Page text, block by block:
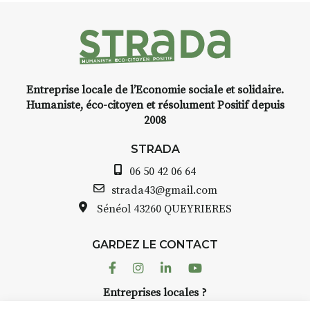
d’Auzon, cette expo-
installation temporaire vous
livre une raison de plus d’aller
faire un tour dans la cité
médiévale du Brivadois cet été.
INTERVIEW
STRADA Bernard Turle, vous
Auzon…
Bernard TURLE Le Fumoir n’est
pas une galerie permanente.
Chaque année, le 1er dimanche
Entreprise locale de l’Economie sociale et solidaire.
Humaniste, éco-citoyen et résolument Positif depuis
2008
STRADA
06 50 42 06 64
strada43@gmail.com
Sénéol 43260 QUEYRIERES
GARDEZ LE CONTACT
FacebookInstagram
LinkedinYoutube
Entreprises locales ?